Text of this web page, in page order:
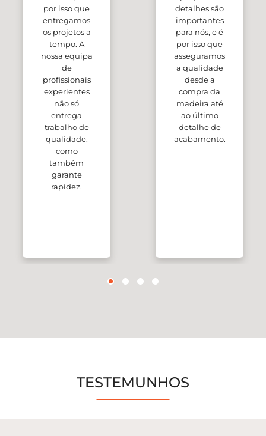
por isso que
entregamos
os projetos a
tempo. A
nossa equipa
de
profissionais
experientes
não só
entrega
trabalho de
qualidade,
como
também
garante
rapidez.
detalhes são
importantes
para nós, e é
por isso que
asseguramos
a qualidade
desde a
compra da
madeira até
ao último
detalhe de
acabamento.
TESTEMUNHOS